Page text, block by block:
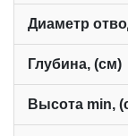
Диаметр
Глубина, (см)
Высота min,